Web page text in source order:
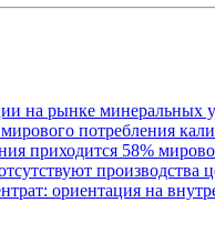
на рынке минеральных
потребления
приходится 58%
производства
ориентация на